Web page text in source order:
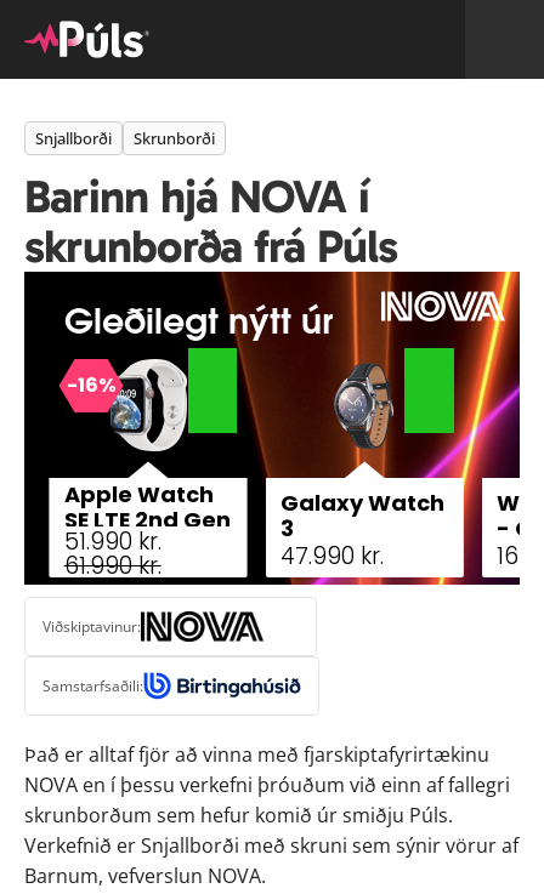
Snjallborði Skrunborði
Barinn hjá NOVA í
skrunborða frá Púls
Það er alltaf fjör að vinna með fjarskiptafyrirtækinu
NOVA en í þessu verkefni þróuðum við einn af fallegri
skrunborðum sem hefur komið úr smiðju Púls.
Verkefnið er Snjallborði með skruni sem sýnir vörur af
Barnum, vefverslun NOVA.
Viðskiptavinur:
Samstarfsaðili: